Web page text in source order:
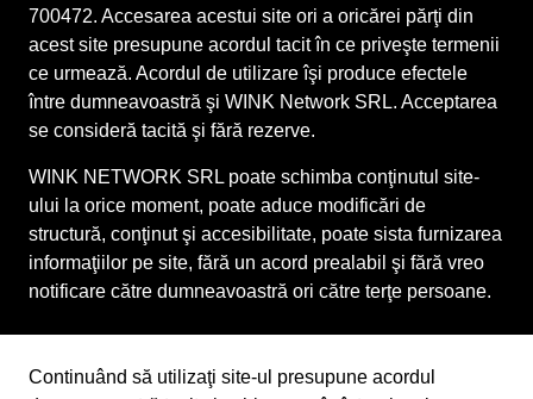
700472. Accesarea acestui site ori a oricărei părţi din
acest site presupune acordul tacit în ce priveşte termenii
ce urmează. Acordul de utilizare îşi produce efectele
între dumneavoastră şi WINK Network SRL. Acceptarea
se consideră tacită şi fără rezerve.
WINK NETWORK SRL poate schimba conţinutul site-
ului la orice moment, poate aduce modificări de
structură, conţinut şi accesibilitate, poate sista furnizarea
informaţiilor pe site, fără un acord prealabil şi fără vreo
notificare către dumneavoastră ori către terţe persoane.
Continuând să utilizaţi site-ul presupune acordul